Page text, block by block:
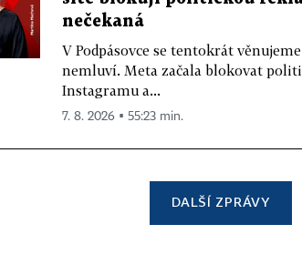
nečekaná
V Podpásovce se tentokrát
nemluví. Meta začala blokovat
Instagramu a...
7. 8. 2026 ▪ 55:23 min.
DALŠÍ ZPRÁVY